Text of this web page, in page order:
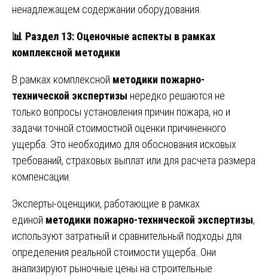
ненадлежащем содержании оборудования.
📊 Раздел 13: Оценочные аспекты в рамках
комплексной методики
В рамках комплексной методики пожарно-
технической экспертизы нередко решаются не
только вопросы установления причин пожара, но и
задачи точной стоимостной оценки причиненного
ущерба. Это необходимо для обоснования исковых
требований, страховых выплат или для расчета размера
компенсации.
Эксперты-оценщики, работающие в рамках
единой методики пожарно-технической экспертизы,
используют затратный и сравнительный подходы для
определения реальной стоимости ущерба. Они
анализируют рыночные цены на строительные